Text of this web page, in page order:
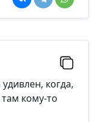
когда,
там кому-то